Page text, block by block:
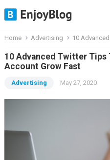
Home Advertising 10 Advanced
10 Advanced Twitter
Account Grow Fast
Advertising May 27, 2020